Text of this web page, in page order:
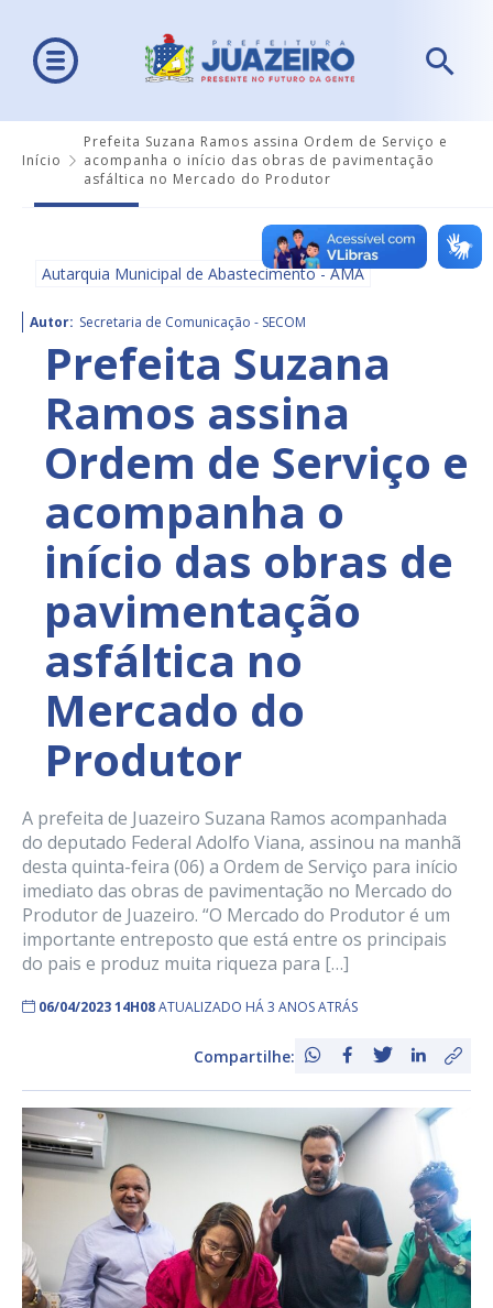
Início
Prefeita Suzana Ramos assina Ordem de Serviço e
acompanha o início das obras de pavimentação
asfáltica no Mercado do Produtor
Autarquia Municipal de Abastecimento - AMA
Autor: Secretaria de Comunicação - SECOM
Prefeita Suzana
Ramos assina
Ordem de Serviço e
acompanha o
início das obras de
pavimentação
asfáltica no
Mercado do
Produtor
A prefeita de Juazeiro Suzana Ramos acompanhada
do deputado Federal Adolfo Viana, assinou na manhã
desta quinta-feira (06) a Ordem de Serviço para início
imediato das obras de pavimentação no Mercado do
Produtor de Juazeiro. “O Mercado do Produtor é um
importante entreposto que está entre os principais
do pais e produz muita riqueza para […]
06/04/2023 14H08ATUALIZADO HÁ 3 ANOS ATRÁS
Compartilhe: